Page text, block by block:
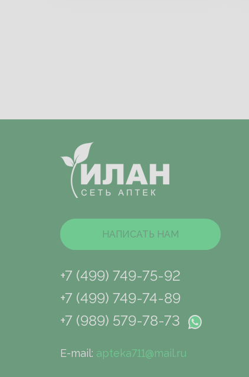
НАПИСАТЬ НАМ
+7 (499) 749-75-92
+7 (499) 749-74-89
+7 (989) 579-78-73
E-mail: apteka711@mail.ru